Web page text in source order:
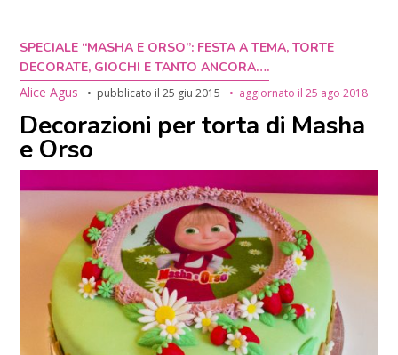
SPECIALE “MASHA E ORSO”: FESTA A TEMA, TORTE
DECORATE, GIOCHI E TANTO ANCORA….
Alice Agus
pubblicato il25 giu 2015 aggiornato il25 ago 2018
Decorazioni per torta di Masha
e Orso